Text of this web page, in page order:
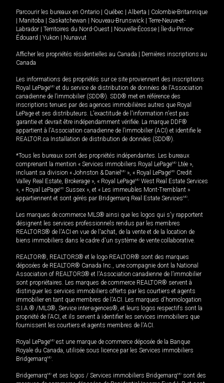
Parcourir les bureaux en Ontario Québec Alberta
Colombie-Britannique
Manitoba Saskatchewan Nouveau-Brunswick
Terre-Neuve-et-
Labrador
Territoires du Nord-Ouest Nouvelle-Écosse
Île-du-Prince-
Édouard
Yukon Nunavut
Afficher les propriétés résidentielles au Canada
Dernières inscriptions au
Canada
Les informations des propriétés sur ce site proviennent des inscriptions
Royal LePageMD et du service de distribution de données de l'Association
canadienne de l’immobilier (SDD®). SDD® met en référence des
inscriptions tenues par des agences immobilières autres que Royal
LePage et ses distributeurs. L'exactitude de l'information n'est pas
garantie et devrait être indépendamment vérifiée. La marque DDF®
appartient à l'Association canadienne de l’immobilier (ACI) et identifie le
REALTOR.ca Installation de distribution de données (SDD®).
*Tous les bureaux sont des propriétés indépendantes. Les bureaux
comprenant la mention « Services immobiliers Royal LePageMD Ltée »,
incluant sa division « Johnston & Daniel MD », « Royal LePageMD Credit
Valley Real Estate, Brokerage », « Royal LePageMD West Real Estate Services
», « Royal LePageMD Sussex », et « Les immeubles Mont-Tremblant »
appartiennent et sont gérés par Bridgemarq Real Estate ServicesMD.
Les marques de commerce MLS® ainsi que les logos qui s'y rapportent
désignent les services professionnels rendus par les membres
REALTORS® de l'ACI en vue de l'achat, de la vente et de la location de
biens immobiliers dans le cadre d'un système de vente collaborative.
REALTOR®, REALTORS® et le logo REALTOR® sont des marques
déposées de REALTOR® Canada Inc., une compagnie dont la National
Association of REALTORS® et l'Association canadienne de l’immobilier
sont propriétaires. Les marques de commerce REALTOR® servent à
distinguer les services immobiliers offerts par les courtiers et agents
immobilier en tant que membres de l'ACI. Les marques d'homologation
S.I.A.® /MLS®, Service inter-agences®, et leurs logos respectifs sont la
propriété de l'ACI, et ils servent à identifier les services immobiliers que
fournissent les courtiers et agents membres de l'ACI.
Royal LePageMD est une marque de commerce déposée de la Banque
Royale du Canada, utilisée sous licence par les Services immobiliers
BridgemarqMD.
BridgemarqMD et ses logos / Services immobiliers BridgemarqMD sont des